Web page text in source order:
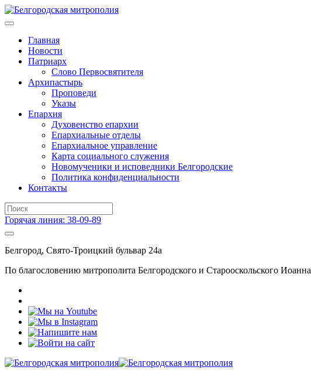
Главная
Новости
Патриарх
Слово Первосвятителя
Архипастырь
Проповеди
Указы
Епархия
Духовенство епархии
Епархиальные отделы
Епархиальное управление
Карта социального служения
Новомученики и исповедники Белгородские
Политика конфиденциальности
Контакты
Горячая линия: 38-09-89
Белгород, Свято-Троицкий бульвар 24а
По благословению митрополита Белгородского и Старооскольского Иоанна